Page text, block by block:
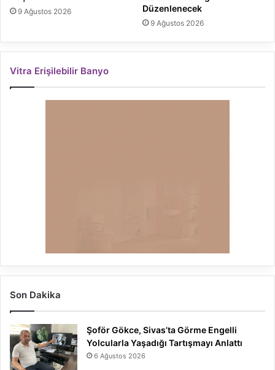
9 Ağustos 2026
Düzenlenecek
9 Ağustos 2026
Vitra Erişilebilir Banyo
Son Dakika
Şoför Gökce, Sivas’ta Görme Engelli
Yolcularla Yaşadığı Tartışmayı Anlattı
6 Ağustos 2026